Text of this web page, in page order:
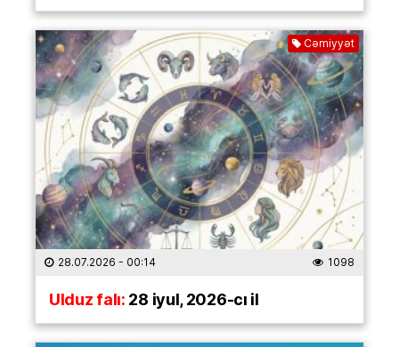
Cəmiyyət
28.07.2026 - 00:14 1098
Ulduz falı:28 iyul, 2026-cı il